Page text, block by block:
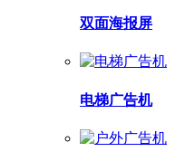
双面海报屏
电梯广告机